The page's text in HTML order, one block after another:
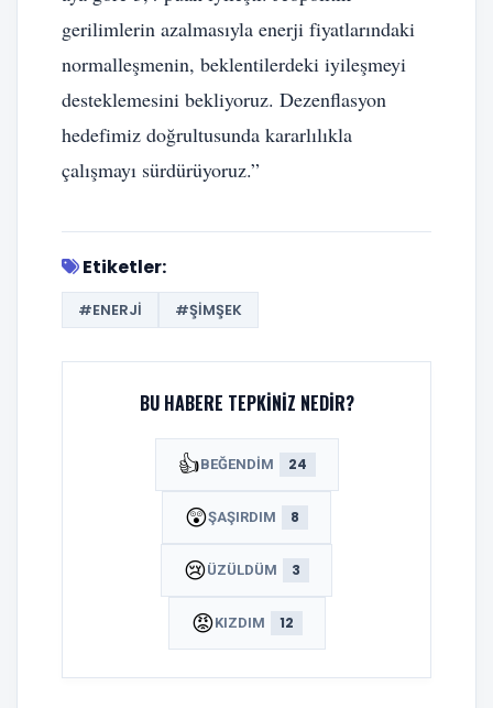
gerilimlerin azalmasıyla enerji fiyatlarındaki
normalleşmenin, beklentilerdeki iyileşmeyi
desteklemesini bekliyoruz. Dezenflasyon
hedefimiz doğrultusunda kararlılıkla
çalışmayı sürdürüyoruz.”
Etiketler:
#ENERJI #ŞIMŞEK
BU HABERE TEPKINIZ NEDIR?
👍BEĞENDIM 24
😲ŞAŞIRDIM 8
😢ÜZÜLDÜM 3
😡KIZDIM 12